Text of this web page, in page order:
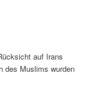
auf Irans
des Muslims wurden